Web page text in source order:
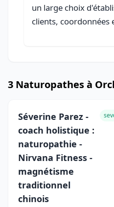
un large choix
clients, coordonnées
3 Naturopathes à
Séverine Parez -
coach holistique :
naturopathie -
Nirvana Fitness -
magnétisme
traditionnel
chinois